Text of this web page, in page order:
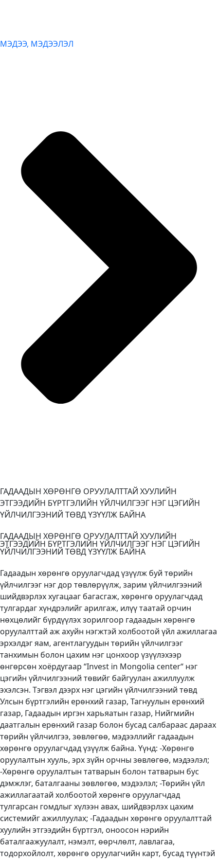
МЭДЭЭ, МЭДЭЭЛЭЛ
ГАДААДЫН ХӨРӨНГӨ ОРУУЛАЛТТАЙ ХУУЛИЙН
ЭТГЭЭДИЙН БҮРТГЭЛИЙН ҮЙЛЧИЛГЭЭГ НЭГ ЦЭГИЙН
ҮЙЛЧИЛГЭЭНИЙ ТӨВД ҮЗҮҮЛЖ БАЙНА
ГАДААДЫН ХӨРӨНГӨ ОРУУЛАЛТТАЙ ХУУЛИЙН
ЭТГЭЭДИЙН БҮРТГЭЛИЙН ҮЙЛЧИЛГЭЭГ НЭГ ЦЭГИЙН
ҮЙЛЧИЛГЭЭНИЙ ТӨВД ҮЗҮҮЛЖ БАЙНА
Гадаадын хөрөнгө оруулагчдад үзүүлж буй төрийн
үйлчилгээг нэг дор төвлөрүүлж, зарим үйлчилгээний
шийдвэрлэх хугацааг багасгаж, хөрөнгө оруулагчдад
тулгардаг хүндрэлийг арилгаж, илүү таатай орчин
нөхцөлийг бүрдүүлэх зорилгоор гадаадын хөрөнгө
оруулалттай аж ахуйн нэгжтэй холбоотой үйл ажиллагаа
эрхэлдэг яам, агентлагуудын төрийн үйлчилгээг
танхимын болон цахим нэг цонхоор үзүүлэхээр
өнгөрсөн хоёрдугаар “Invest in Mongolia center“ нэг
цэгийн үйлчилгээний төвийг байгуулан ажиллуулж
эхэлсэн. Тэгвэл дээрх нэг цэгийн үйлчилгээний төвд
Улсын бүртгэлийн ерөнхий газар, Тагнуулын ерөнхий
газар, Гадаадын иргэн харьяатын газар, Нийгмийн
даатгалын ерөнхий газар болон бусад салбараас дараах
төрийн үйлчилгээ, зөвлөгөө, мэдээллийг гадаадын
хөрөнгө оруулагчдад үзүүлж байна. Үүнд: -Хөрөнгө
оруулалтын хууль, эрх зүйн орчны зөвлөгөө, мэдээлэл;
-Хөрөнгө оруулалтын татварын болон татварын бус
дэмжлэг, баталгааны зөвлөгөө, мэдээлэл; -Төрийн үйл
ажиллагаатай холбоотой хөрөнгө оруулагчдад
тулгарсан гомдлыг хүлээн авах, шийдвэрлэх цахим
системийг ажиллуулах; -Гадаадын хөрөнгө оруулалттай
хуулийн этгээдийн бүртгэл, оноосон нэрийн
баталгаажуулалт, нэмэлт, өөрчлөлт, лавлагаа,
тодорхойлолт, хөрөнгө оруулагчийн карт, бусад түүнтэй